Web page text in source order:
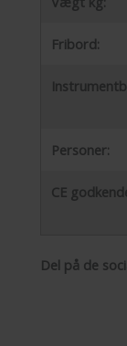
Fribord:
Personer:
CE
Del på de